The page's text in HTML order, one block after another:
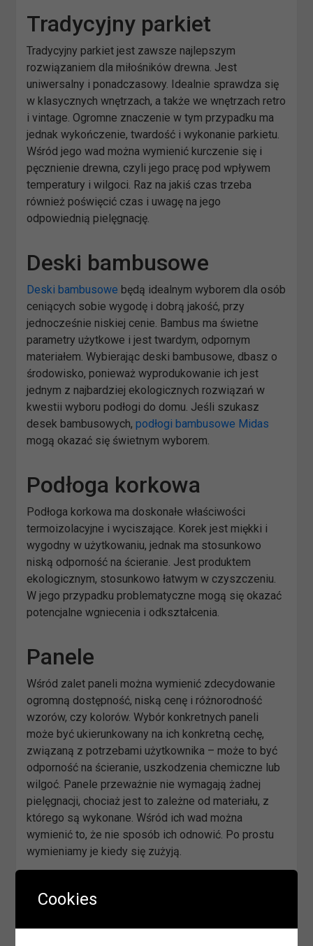
Tradycyjny parkiet
Tradycyjny parkiet jest zawsze najlepszym
rozwiązaniem dla miłośników drewna. Jest
uniwersalny i ponadczasowy. Idealnie sprawdza się
w klasycznych wnętrzach, a także we wnętrzach retro
i vintage. Ogromne znaczenie w tym przypadku ma
jednak wykończenie, twardość i wykonanie parkietu.
Wśród jego wad można wymienić kurczenie się i
pęcznienie drewna, czyli jego pracę pod wpływem
temperatury i wilgoci. Raz na jakiś czas trzeba
również poświęcić czas i uwagę na jego
odpowiednią pielęgnację.
Deski bambusowe
Deski bambusowe będą idealnym wyborem dla osób
ceniących sobie wygodę i dobrą jakość, przy
jednocześnie niskiej cenie. Bambus ma świetne
parametry użytkowe i jest twardym, odpornym
materiałem. Wybierając deski bambusowe, dbasz o
środowisko, ponieważ wyprodukowanie ich jest
jednym z najbardziej ekologicznych rozwiązań w
kwestii wyboru podłogi do domu. Jeśli szukasz
desek bambusowych,podłogi bambusowe Midas
mogą okazać się świetnym wyborem.
Podłoga korkowa
Podłoga korkowa ma doskonałe właściwości
termoizolacyjne i wyciszające. Korek jest miękki i
wygodny w użytkowaniu, jednak ma stosunkowo
niską odporność na ścieranie. Jest produktem
ekologicznym, stosunkowo łatwym w czyszczeniu.
W jego przypadku problematyczne mogą się okazać
potencjalne wgniecenia i odkształcenia.
Panele
Wśród zalet paneli można wymienić zdecydowanie
ogromną dostępność, niską cenę i różnorodność
wzorów, czy kolorów. Wybór konkretnych paneli
może być ukierunkowany na ich konkretną cechę,
związaną z potrzebami użytkownika – może to być
odporność na ścieranie, uszkodzenia chemiczne lub
wilgoć. Panele przeważnie nie wymagają żadnej
pielęgnacji, chociaż jest to zależne od materiału, z
którego są wykonane. Wśród ich wad można
wymienić to, że nie sposób ich odnowić. Po prostu
wymieniamy je kiedy się zużyją.
Płytki podłogowe
Cookies